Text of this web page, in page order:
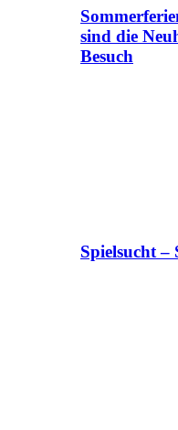
sind die
Besuch
Spielsucht –